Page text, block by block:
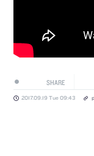
SHARE
2017.09.19 Tue 09:43